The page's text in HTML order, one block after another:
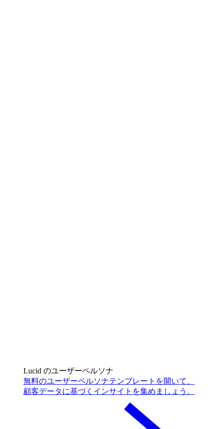
Lucid のユーザーペルソナ
無料のユーザーペルソナテンプレートを開いて、
顧客データに基づくインサイトを集めましょう。